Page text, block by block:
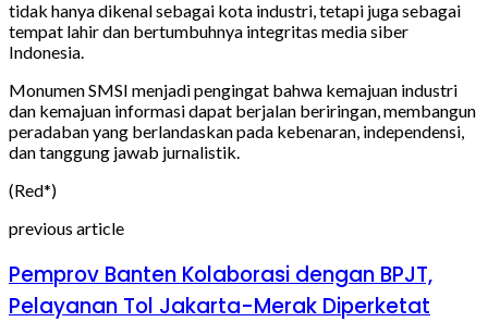
tidak hanya dikenal sebagai kota industri, tetapi juga sebagai
tempat lahir dan bertumbuhnya integritas media siber
Indonesia.
Monumen SMSI menjadi pengingat bahwa kemajuan industri
dan kemajuan informasi dapat berjalan beriringan, membangun
peradaban yang berlandaskan pada kebenaran, independensi,
dan tanggung jawab jurnalistik.
(Red*)
previous article
Pemprov Banten Kolaborasi dengan BPJT,
Pelayanan Tol Jakarta-Merak Diperketat